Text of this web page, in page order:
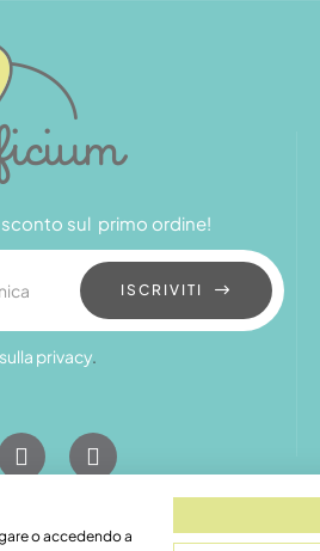
sul primo ordine!
ISCRIVITI
privacy.
o accedendo a